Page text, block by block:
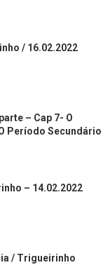
/ 16.02.2022
– Cap 7- O
Período Secundário
– 14.02.2022
/ Trigueirinho